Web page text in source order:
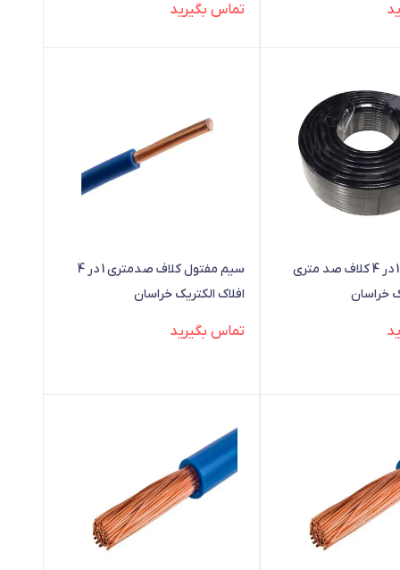
تماس بگیرید
سیم افشان 1 در 4 کلاف صد متری
خراسان
سیم مفتول کلاف صدمتری 1 در 4
افلاک الکتریک خراسان
تماس بگیرید